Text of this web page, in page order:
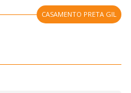
CASAMENTO PRETA GIL